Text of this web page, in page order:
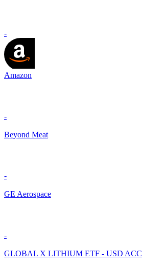
-
Amazon
-
Beyond Meat
-
GE Aerospace
-
GLOBAL X LITHIUM ETF - USD ACC